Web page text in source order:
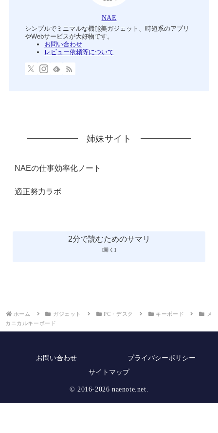
NAE
シンプルでミニマルな機能美ガジェット、時短系のアプリ
やWebサービスが大好物です。
お問い合わせ
レビュー依頼等について
姉妹サイト
NAEの仕事効率化ノート
適正努力ラボ
2分で読むためのサマリ
ホーム ガジェット PC・デスク キーボード
メ
カニカルキーボード
お問い合わせ
プライバシーポリシー
サイトマップ
© 2016-2026 naenote.net.